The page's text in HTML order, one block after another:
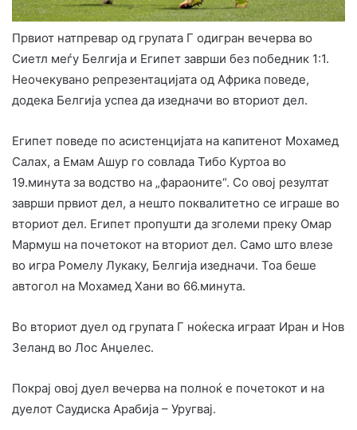
Првиот натпревар од групата Г одигран вечерва во
Сиетл меѓу Белгија и Египет заврши без победник 1:1.
Неочекувано репрезентацијата од Африка поведе,
додека Белгија успеа да изедначи во вториот дел.
Египет поведе по асистенцијата на капитенот Мохамед
Салах, а Емам Ашур го совлада Тибо Куртоа во
19.минута за водство на „фараоните“. Со овој резултат
заврши првиот дел, а нешто поквалитетно се играше во
вториот дел. Египет пропушти да зголеми преку Омар
Мармуш на почетокот на вториот дел. Само што влезе
во игра Ромелу Лукаку, Белгија изедначи. Тоа беше
автогол на Мохамед Хани во 66.минута.
Во вториот дуел од групата Г ноќеска играат Иран и Нов
Зеланд во Лос Анџелес.
Покрај овој дуел вечерва на полноќ е почетокот и на
дуелот Саудиска Арабија – Уругвај.